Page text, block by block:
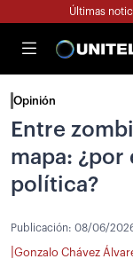
Últimas
Opinión
Entre
mapa: ¿por
política?
Publicación: 08/06/
Gonzalo Chávez